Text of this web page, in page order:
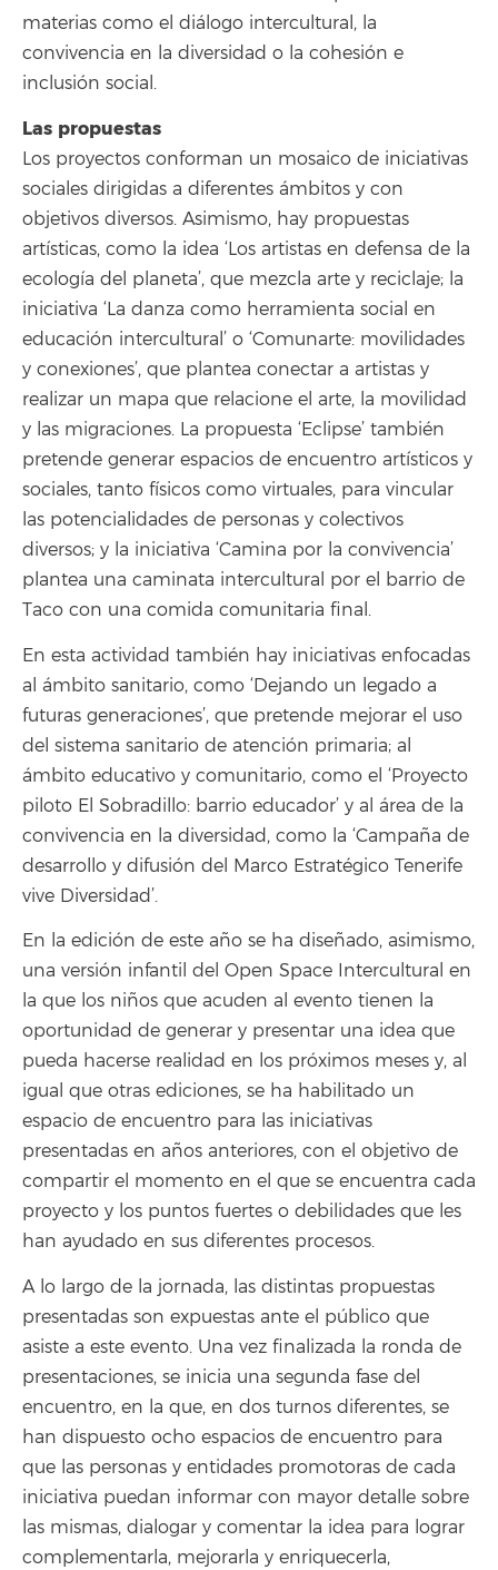
materias como el diálogo intercultural, la
convivencia en la diversidad o la cohesión e
inclusión social.
Las propuestas
Los proyectos conforman un mosaico de iniciativas
sociales dirigidas a diferentes ámbitos y con
objetivos diversos. Asimismo, hay propuestas
artísticas, como la idea ‘Los artistas en defensa de la
ecología del planeta’, que mezcla arte y reciclaje; la
iniciativa ‘La danza como herramienta social en
educación intercultural’ o ‘Comunarte: movilidades
y conexiones’, que plantea conectar a artistas y
realizar un mapa que relacione el arte, la movilidad
y las migraciones. La propuesta ‘Eclipse’ también
pretende generar espacios de encuentro artísticos y
sociales, tanto físicos como virtuales, para vincular
las potencialidades de personas y colectivos
diversos; y la iniciativa ‘Camina por la convivencia’
plantea una caminata intercultural por el barrio de
Taco con una comida comunitaria final.
En esta actividad también hay iniciativas enfocadas
al ámbito sanitario, como ‘Dejando un legado a
futuras generaciones’, que pretende mejorar el uso
del sistema sanitario de atención primaria; al
ámbito educativo y comunitario, como el ‘Proyecto
piloto El Sobradillo: barrio educador’ y al área de la
convivencia en la diversidad, como la ‘Campaña de
desarrollo y difusión del Marco Estratégico Tenerife
vive Diversidad’.
En la edición de este año se ha diseñado, asimismo,
una versión infantil del Open Space Intercultural en
la que los niños que acuden al evento tienen la
oportunidad de generar y presentar una idea que
pueda hacerse realidad en los próximos meses y, al
igual que otras ediciones, se ha habilitado un
espacio de encuentro para las iniciativas
presentadas en años anteriores, con el objetivo de
compartir el momento en el que se encuentra cada
proyecto y los puntos fuertes o debilidades que les
han ayudado en sus diferentes procesos.
A lo largo de la jornada, las distintas propuestas
presentadas son expuestas ante el público que
asiste a este evento. Una vez finalizada la ronda de
presentaciones, se inicia una segunda fase del
encuentro, en la que, en dos turnos diferentes, se
han dispuesto ocho espacios de encuentro para
que las personas y entidades promotoras de cada
iniciativa puedan informar con mayor detalle sobre
las mismas, dialogar y comentar la idea para lograr
complementarla, mejorarla y enriquecerla,